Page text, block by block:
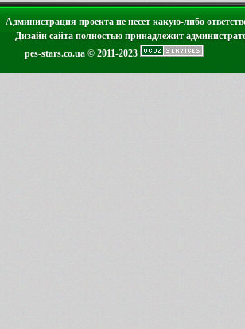
Администрация проекта не несет какую-либо
Дизайн сайта полностью принадлежит
pes-stars.co.ua © 2011-2023